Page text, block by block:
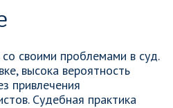
своими проблемами в суд.
высока вероятность
привлечения
Судебная практика